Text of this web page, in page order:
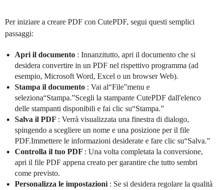
Per iniziare a creare PDF con CutePDF, segui questi semplici
passaggi:
Apri il documento : Innanzitutto, apri il documento che si
desidera convertire in un PDF nel rispettivo programma (ad
esempio, Microsoft Word, Excel o un browser Web).
Stampa il documento : Vai al“File”menu e
seleziona“Stampa.”Scegli la stampante CutePDF dall'elenco
delle stampanti disponibili e fai clic su“Stampa.”
Salva il PDF : Verrà visualizzata una finestra di dialogo,
spingendo a scegliere un nome e una posizione per il file
PDF.Immettere le informazioni desiderate e fare clic su“Salva.”
Controlla il tuo PDF : Una volta completata la conversione,
apri il file PDF appena creato per garantire che tutto sembri
come previsto.
Personalizza le impostazioni : Se si desidera regolare la qualità